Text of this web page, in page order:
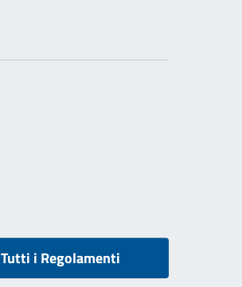
Tutti i Regolamenti